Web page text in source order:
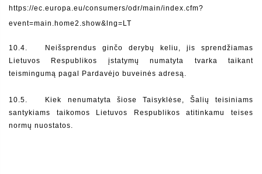
https://ec.europa.eu/consumers/odr/main/index.cfm?
event=main.home2.show&lng=LT
10.4.   Neišsprendus ginčo derybų keliu, jis sprendžiamas
Lietuvos Respublikos įstatymų numatyta tvarka taikant
teismingumą pagal Pardavėjo buveinės adresą.
10.5.   Kiek nenumatyta šiose Taisyklėse, Šalių teisiniams
santykiams taikomos Lietuvos Respublikos atitinkamu teises
normų nuostatos.